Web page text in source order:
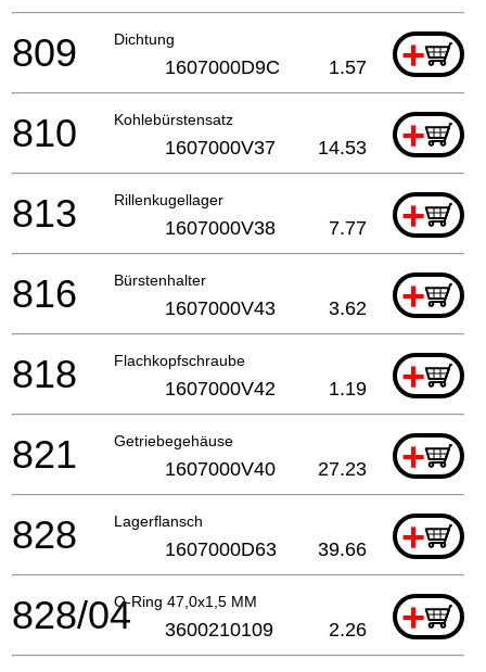
Dichtung +
809 1607000D9C 1.57
Kohlebürstensatz +
810 1607000V37 14.53
Rillenkugellager +
813 1607000V38 7.77
Bürstenhalter +
816 1607000V43 3.62
Flachkopfschraube +
818 1607000V42 1.19
Getriebegehäuse +
821 1607000V40 27.23
Lagerflansch +
828 1607000D63 39.66
O-Ring 47,0x1,5 MM +
828/04 3600210109 2.26